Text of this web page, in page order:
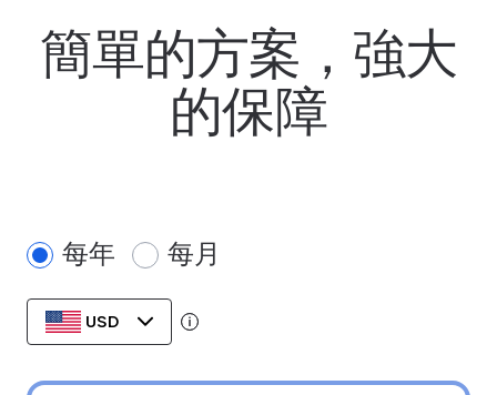
簡單的方案，強大
的保障
每年 每月
USD
Data stored in your currency's region